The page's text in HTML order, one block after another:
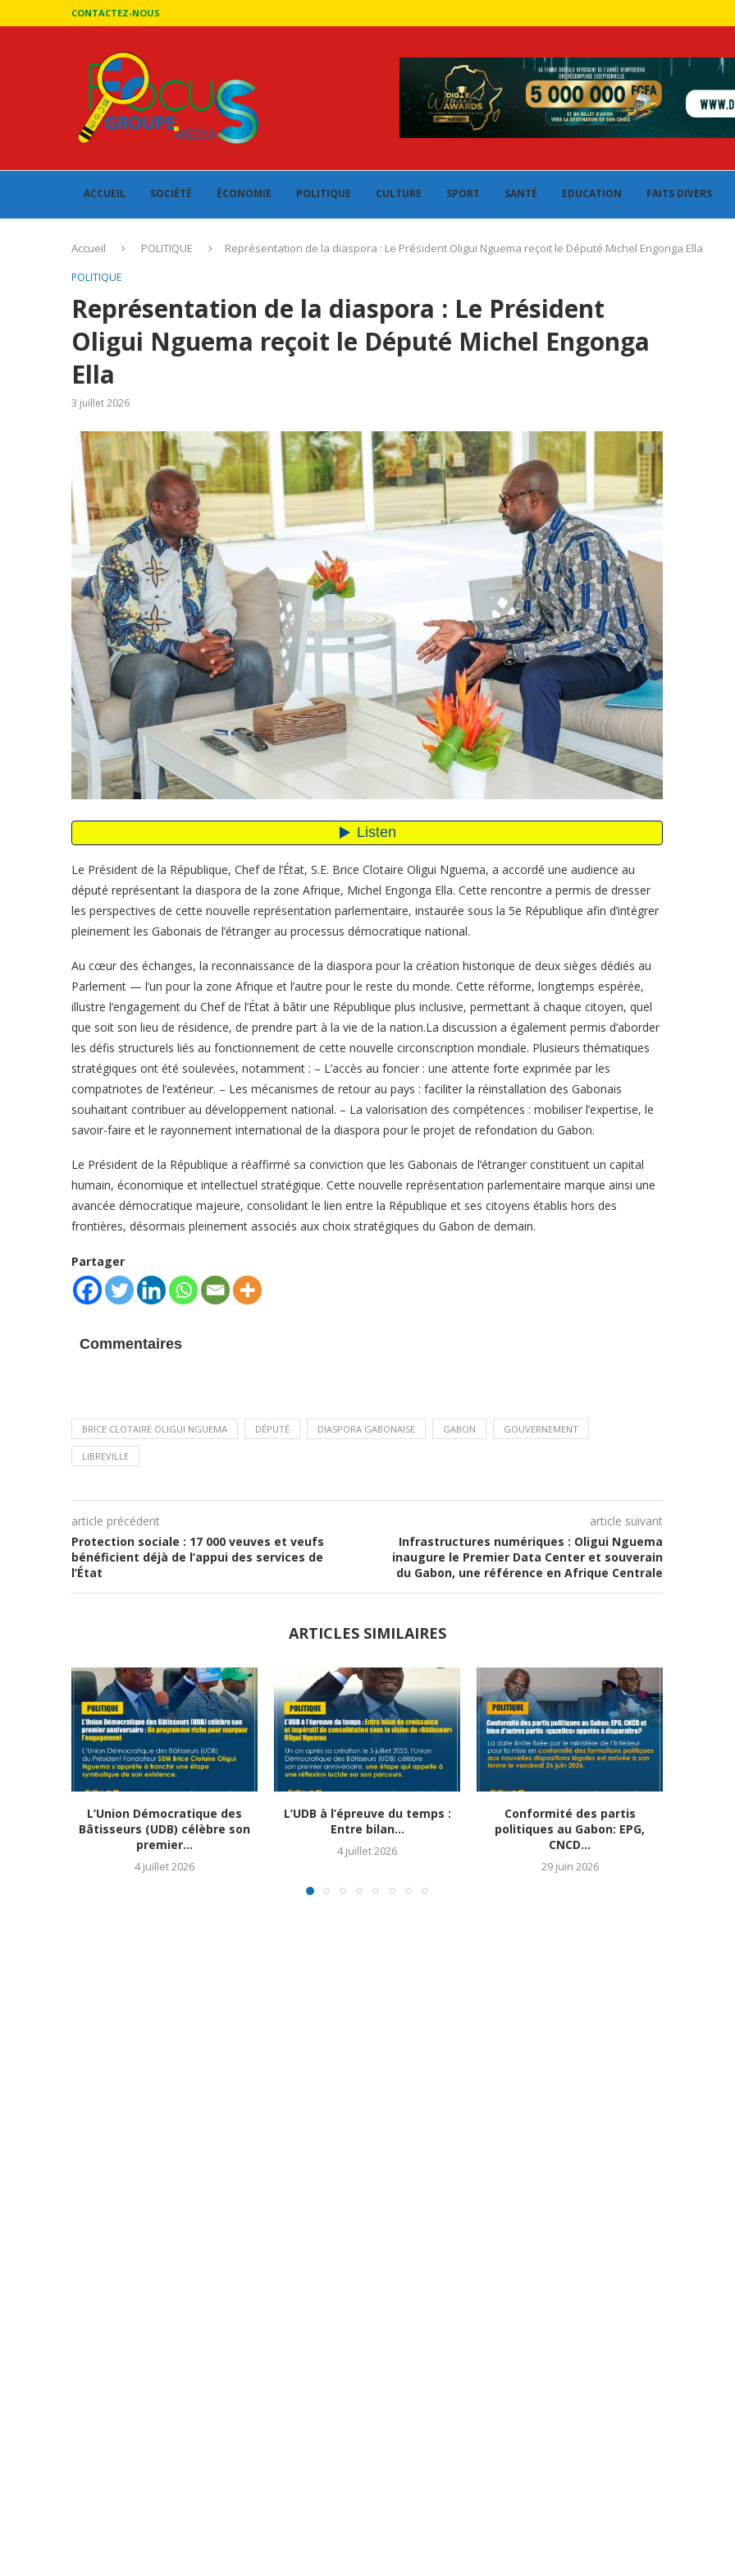
CONTACTEZ-NOUS
ACCUEIL SOCIÉTÉ ÉCONOMIE POLITIQUE CULTURE SPORT SANTÉ EDUCATION FAITS DIVERS
Accueil POLITIQUE Représentation de la diaspora : Le Président Oligui Nguema reçoit le Député Michel Engonga Ella
POLITIQUE
Représentation de la diaspora : Le Président
Oligui Nguema reçoit le Député Michel Engonga
Ella
3 juillet 2026
Le Président de la République, Chef de l’État, S.E. Brice Clotaire Oligui Nguema, a accordé une audience au
député représentant la diaspora de la zone Afrique, Michel Engonga Ella. Cette rencontre a permis de dresser
les perspectives de cette nouvelle représentation parlementaire, instaurée sous la 5e République afin d’intégrer
pleinement les Gabonais de l’étranger au processus démocratique national.
Au cœur des échanges, la reconnaissance de la diaspora pour la création historique de deux sièges dédiés au
Parlement — l’un pour la zone Afrique et l’autre pour le reste du monde. Cette réforme, longtemps espérée,
illustre l’engagement du Chef de l’État à bâtir une République plus inclusive, permettant à chaque citoyen, quel
que soit son lieu de résidence, de prendre part à la vie de la nation.La discussion a également permis d’aborder
les défis structurels liés au fonctionnement de cette nouvelle circonscription mondiale. Plusieurs thématiques
stratégiques ont été soulevées, notamment : – L’accès au foncier : une attente forte exprimée par les
compatriotes de l’extérieur. – Les mécanismes de retour au pays : faciliter la réinstallation des Gabonais
souhaitant contribuer au développement national. – La valorisation des compétences : mobiliser l’expertise, le
savoir-faire et le rayonnement international de la diaspora pour le projet de refondation du Gabon.
Le Président de la République a réaffirmé sa conviction que les Gabonais de l’étranger constituent un capital
humain, économique et intellectuel stratégique. Cette nouvelle représentation parlementaire marque ainsi une
avancée démocratique majeure, consolidant le lien entre la République et ses citoyens établis hors des
frontières, désormais pleinement associés aux choix stratégiques du Gabon de demain.
Partager
Commentaires
BRICE CLOTAIRE OLIGUI NGUEMA DÉPUTÉ DIASPORA GABONAISE GABON GOUVERNEMENT
LIBREVILLE
article précédent
Protection sociale : 17 000 veuves et veufs
bénéficient déjà de l’appui des services de
l’État
article suivant
Infrastructures numériques : Oligui Nguema
inaugure le Premier Data Center et souverain
du Gabon, une référence en Afrique Centrale
ARTICLES SIMILAIRES
L’Union Démocratique des
Bâtisseurs (UDB) célèbre son
premier...
4 juillet 2026
L’UDB à l’épreuve du temps :
Entre bilan...
4 juillet 2026
Conformité des partis
politiques au Gabon: EPG,
CNCD...
29 juin 2026
UDB: